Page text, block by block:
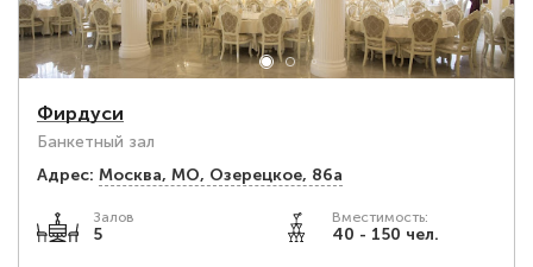
Фирдуси
Банкетный зал
Адрес: Москва, МО, Озерецкое, 86а
Залов
5
Вместимость:
40 - 150 чел.